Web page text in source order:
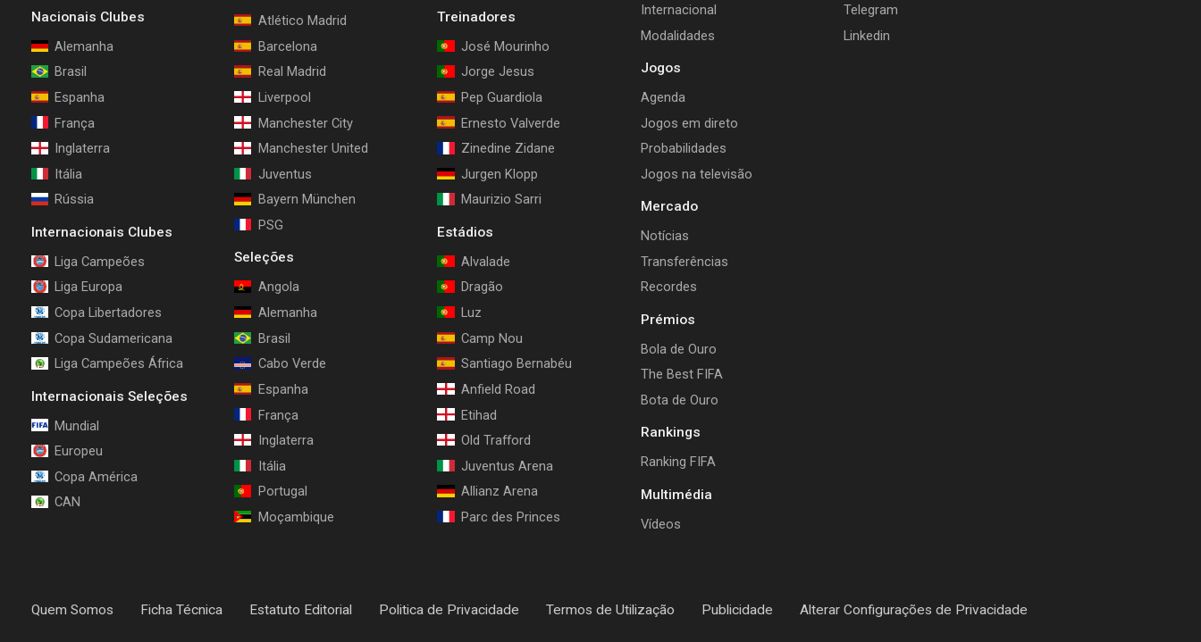
Nacionais Clubes
Alemanha
Brasil
Espanha
França
Inglaterra
Itália
Rússia
Internacionais Clubes
Liga Campeões
Liga Europa
Copa Libertadores
Copa Sudamericana
Liga Campeões África
Internacionais Seleções
Mundial
Europeu
Copa América
CAN
Atlético Madrid
Barcelona
Real Madrid
Liverpool
Manchester City
Manchester United
Juventus
Bayern München
PSG
Seleções
Angola
Alemanha
Brasil
Cabo Verde
Espanha
França
Inglaterra
Itália
Portugal
Moçambique
Treinadores
José Mourinho
Jorge Jesus
Pep Guardiola
Ernesto Valverde
Zinedine Zidane
Jurgen Klopp
Maurizio Sarri
Estádios
Alvalade
Dragão
Luz
Camp Nou
Santiago Bernabéu
Anfield Road
Etihad
Old Trafford
Juventus Arena
Allianz Arena
Parc des Princes
Internacional
Modalidades
Jogos
Agenda
Jogos em direto
Probabilidades
Jogos na televisão
Mercado
Notícias
Transferências
Recordes
Prémios
Bola de Ouro
The Best FIFA
Bota de Ouro
Rankings
Ranking FIFA
Multimédia
Vídeos
Telegram
Linkedin
Quem Somos Ficha Técnica Estatuto Editorial Politica de Privacidade Termos de Utilização Publicidade Alterar Configurações de Privacidade